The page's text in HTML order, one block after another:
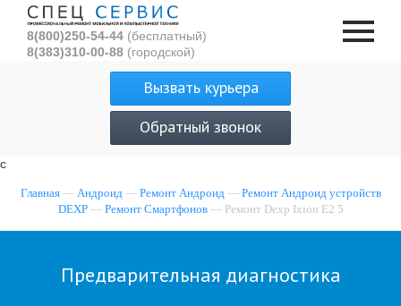
с
8(800)250-54-44 (бесплатный)
8(383)310-00-88 (городской)
Вызвать курьера
Обратный звонок
Главная— Андроид — Ремонт Андроид — Ремонт Андроид устройств
DEXP— Ремонт Смартфонов— Ремонт Dexp Ixion E2 5
Предварительная диагностика